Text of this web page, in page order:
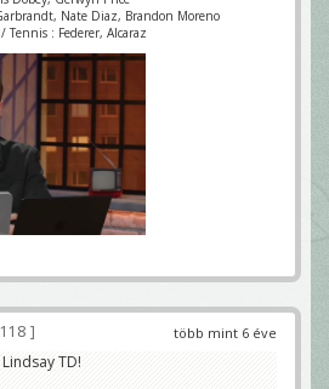
Nate Diaz, Brandon Moreno
Tennis : Federer, Alcaraz
több mint 6 éve
118
TD!